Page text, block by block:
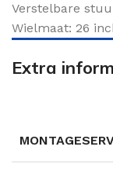
Verstelbare
Wielmaat: 26
Extra